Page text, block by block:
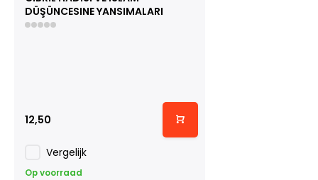
DÜŞÜNCESINE YANSIMALARI
12,50
Vergelijk
Op voorraad